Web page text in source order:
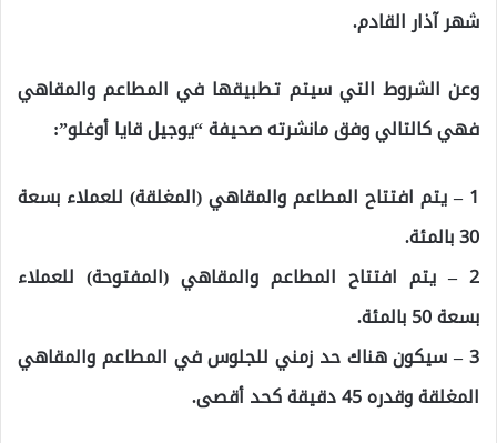
شهر آذار القادم.
وعن الشروط التي سيتم تطبيقها في المطاعم والمقاهي
فهي كالتالي وفق مانشرته صحيفة “يوجيل قايا أوغلو”:
1 – يتم افتتاح المطاعم والمقاهي (المغلقة) للعملاء بسعة
30 بالمئة.
2 – يتم افتتاح المطاعم والمقاهي (المفتوحة) للعملاء
بسعة 50 بالمئة.
3 – سيكون هناك حد زمني للجلوس في المطاعم والمقاهي
المغلقة وقدره 45 دقيقة كحد أقصى.